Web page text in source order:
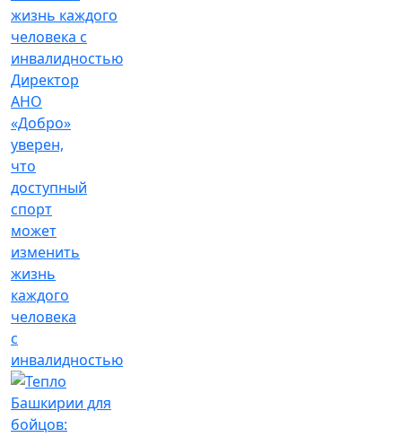
Директор
АНО
«Добро»
уверен,
что
доступный
спорт
может
изменить
жизнь
каждого
человека
с
инвалидностью